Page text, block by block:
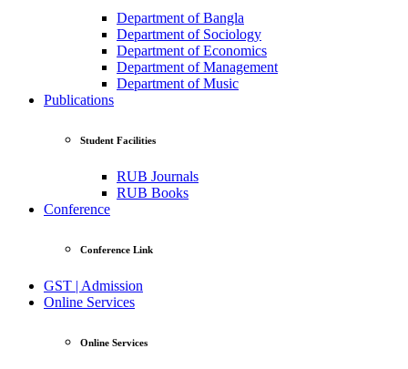
Department of Bangla
Department of Sociology
Department of Economics
Department of Management
Department of Music
Publications
Student Facilities
RUB Journals
RUB Books
Conference
Conference Link
GST | Admission
Online Services
Online Services